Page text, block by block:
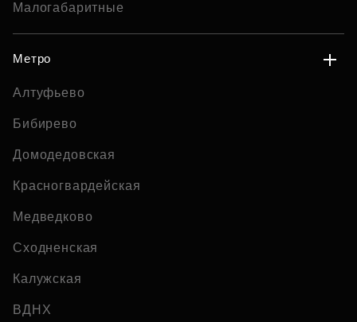
Малогабаритные
Метро
Алтуфьево
Бибирево
Домодедовская
Красногвардейская
Медведково
Сходненская
Калужская
ВДНХ